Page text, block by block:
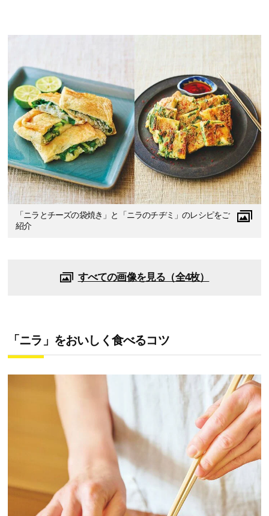
「ニラとチーズの袋焼き」と「ニラのチヂミ」のレシピをご
紹介
すべての画像を見る（全4枚）
「ニラ」をおいしく食べるコツ